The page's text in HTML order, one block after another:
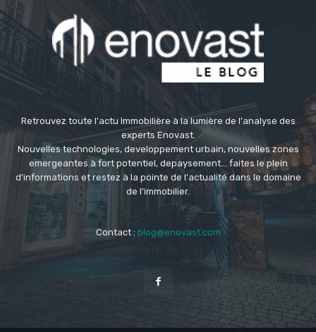
Retrouvez toute l'actu Immobilière à la lumière de l'analyse des
experts Enovast.
Nouvelles technologies, developpement urbain, nouvelles zones
emergeantes à fort potentiel, depaysement... faites le plein
d'informations et restez à la pointe de l'actualité dans le domaine
de l'immobilier.
Contact : blog@enovast.com